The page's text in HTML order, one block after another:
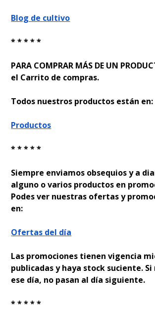
Blog de cultivo
* * * * *
PARA COMPRAR MÁS DE UN
el Carrito de compras.
Todos nuestros productos están en:
Productos
* * * * *
Siempre enviamos obsequios y a
alguno o varios productos en
Podes ver nuestras ofertas y
en:
Ofertas del día
Las promociones tienen vigencia
publicadas y haya stock suficiente. Si
ese día, no pasan al día siguiente.
* * * * *